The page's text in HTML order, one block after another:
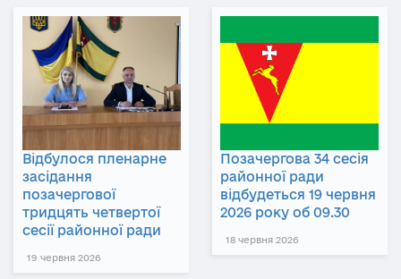
Відбулося пленарне
засідання
позачергової
тридцять четвертої
сесії районної ради
19 червня 2026
Позачергова 34 сесія
районної ради
відбудеться 19 червня
2026 року об 09.30
18 червня 2026